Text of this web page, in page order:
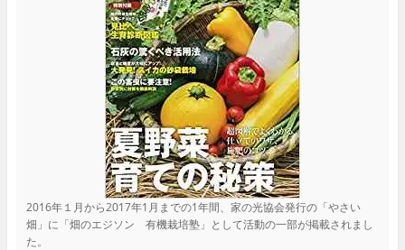
2016年１月から2017年1月までの1年間、家の光協会発行の「やさい
畑」に「畑のエジソン 有機栽培塾」として活動の一部が掲載されまし
た。